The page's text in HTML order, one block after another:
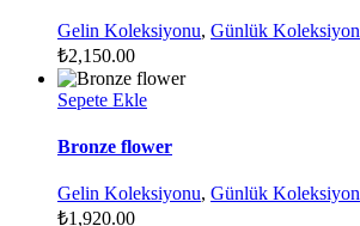
Gelin Koleksiyonu, Günlük Koleksiyon
₺2,150.00
Sepete Ekle
Bronze flower
Gelin Koleksiyonu, Günlük Koleksiyon
₺1,920.00